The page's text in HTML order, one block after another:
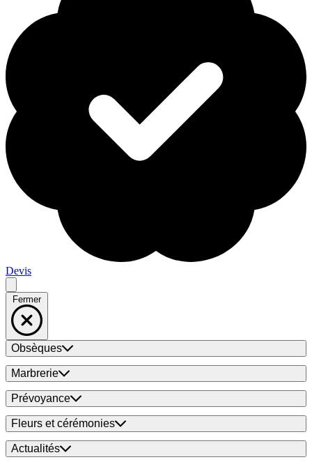
Devis
Fermer
Obsèques
Marbrerie
Prévoyance
Fleurs et cérémonies
Actualités